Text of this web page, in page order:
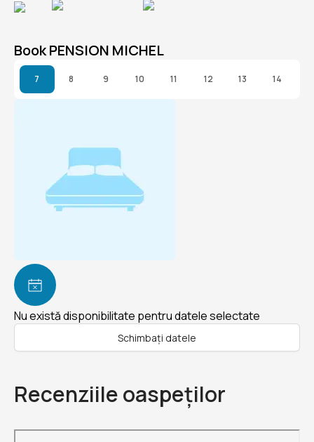
Book PENSION MICHEL
7 8 9 10 11 12 13 14
Nu există disponibilitate pentru datele selectate
Schimbați datele
Recenziile oaspeților